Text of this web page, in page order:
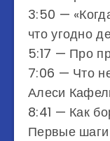
3:50​​​​​ —
что угодно
5:17​​ — Про
7:06​​​​​ — Что
Алеси
8:41​​ — Как
Первые шаги